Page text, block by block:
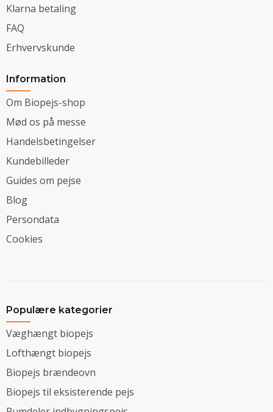
Klarna betaling
FAQ
Erhvervskunde
Information
Om Biopejs-shop
Mød os på messe
Handelsbetingelser
Kundebilleder
Guides om pejse
Blog
Persondata
Cookies
Populære kategorier
Væghængt biopejs
Lofthængt biopejs
Biopejs brændeovn
Biopejs til eksisterende pejs